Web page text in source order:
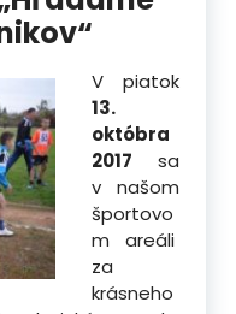
V piatok
13.
októbra
2017 sa
v našom
športovo
m areáli
za
krásneho